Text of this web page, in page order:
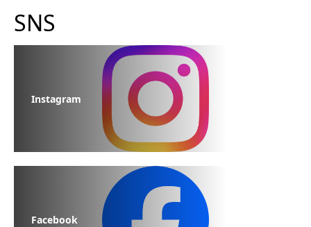
SNS
Instagram
Facebook